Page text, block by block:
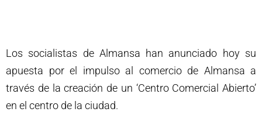
Los socialistas de Almansa han anunciado hoy su
apuesta por el impulso al comercio de Almansa a
través de la creación de un ‘Centro Comercial Abierto’
en el centro de la ciudad.